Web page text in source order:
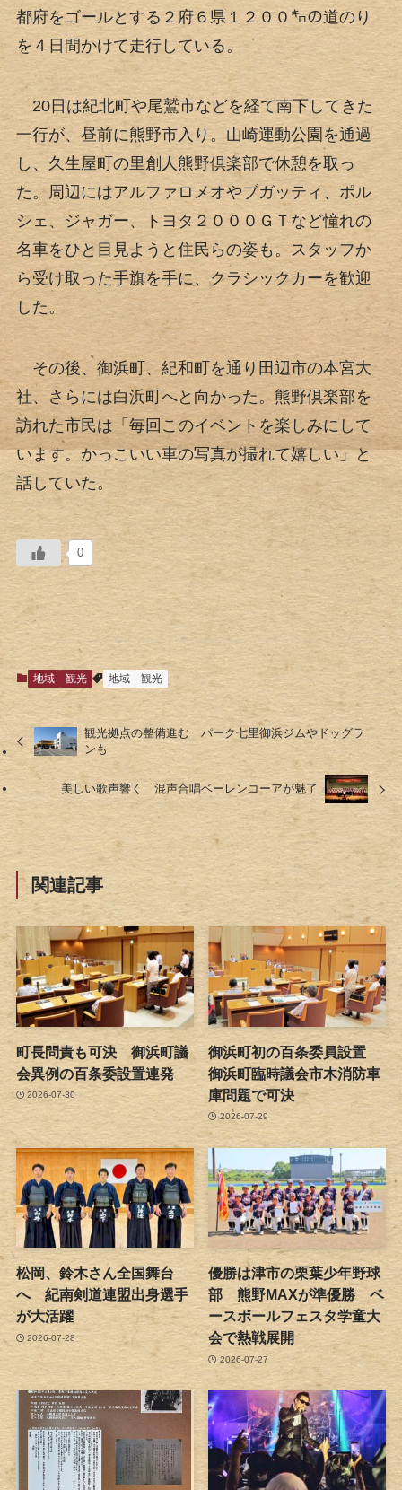
都府をゴールとする２府６県１２００㌔の道のり
を４日間かけて走行している。
20日は紀北町や尾鷲市などを経て南下してきた
一行が、昼前に熊野市入り。山崎運動公園を通過
し、久生屋町の里創人熊野倶楽部で休憩を取っ
た。周辺にはアルファロメオやブガッティ、ポル
シェ、ジャガー、トヨタ２０００ＧＴなど憧れの
名車をひと目見ようと住民らの姿も。スタッフか
ら受け取った手旗を手に、クラシックカーを歓迎
した。
その後、御浜町、紀和町を通り田辺市の本宮大
社、さらには白浜町へと向かった。熊野倶楽部を
訪れた市民は「毎回このイベントを楽しみにして
います。かっこいい車の写真が撮れて嬉しい」と
話していた。
0
地域 観光 地域 観光
観光拠点の整備進む パーク七里御浜ジムやドッグラ
ンも
美しい歌声響く 混声合唱ベーレンコーアが魅了
関連記事
町長問責も可決 御浜町議
会異例の百条委設置連発
2026-07-30
御浜町初の百条委員設置
御浜町臨時議会市木消防車
庫問題で可決
2026-07-29
松岡、鈴木さん全国舞台
へ 紀南剣道連盟出身選手
が大活躍
2026-07-28
優勝は津市の栗葉少年野球
部 熊野MAXが準優勝 ベ
ースボールフェスタ学童大
会で熱戦展開
2026-07-27